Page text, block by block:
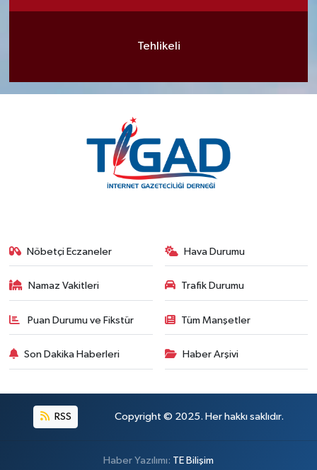
Tehlikeli
Nöbetçi Eczaneler Hava Durumu
Namaz Vakitleri Trafik Durumu
Puan Durumu ve Fikstür Tüm Manşetler
Son Dakika Haberleri Haber Arşivi
RSS Copyright © 2025. Her hakkı saklıdır.
Haber Yazılımı: TE Bilişim